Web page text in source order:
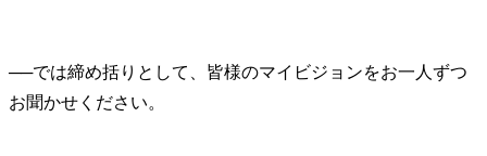
──では締め括りとして、皆様のマイビジョンをお一人ずつ